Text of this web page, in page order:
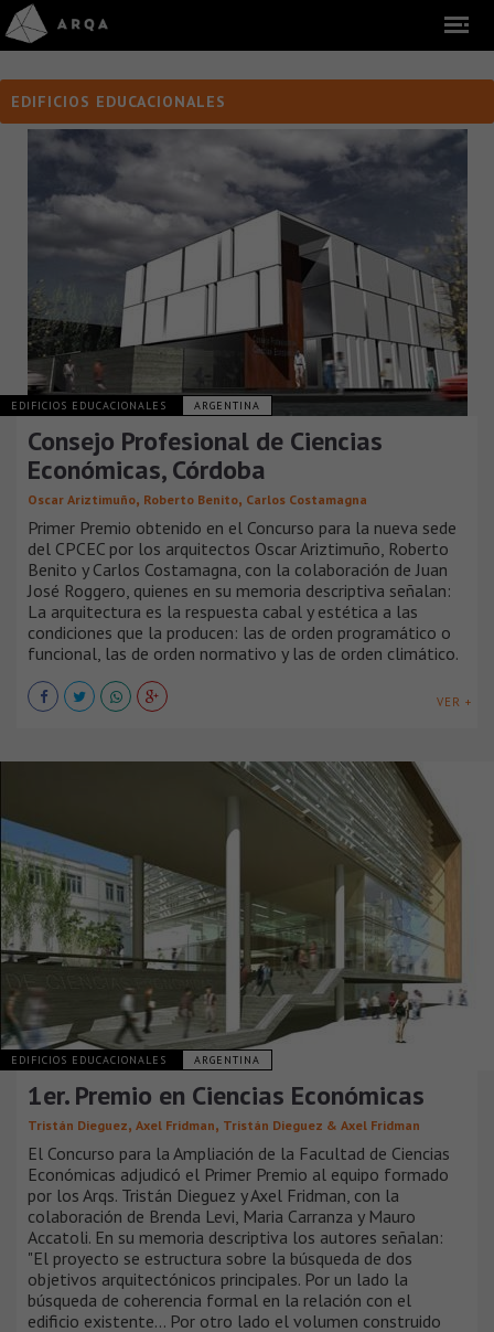
EDIFICIOS EDUCACIONALES
EDIFICIOS EDUCACIONALES ARGENTINA
Consejo Profesional de Ciencias
Económicas, Córdoba
Oscar Ariztimuño, Roberto Benito, Carlos Costamagna
Primer Premio obtenido en el Concurso para la nueva sede
del CPCEC por los arquitectos Oscar Ariztimuño, Roberto
Benito y Carlos Costamagna, con la colaboración de Juan
José Roggero, quienes en su memoria descriptiva señalan:
La arquitectura es la respuesta cabal y estética a las
condiciones que la producen: las de orden programático o
funcional, las de orden normativo y las de orden climático.
VER +
EDIFICIOS EDUCACIONALES ARGENTINA
1er. Premio en Ciencias Económicas
Tristán Dieguez, Axel Fridman, Tristán Dieguez & Axel Fridman
El Concurso para la Ampliación de la Facultad de Ciencias
Económicas adjudicó el Primer Premio al equipo formado
por los Arqs. Tristán Dieguez y Axel Fridman, con la
colaboración de Brenda Levi, Maria Carranza y Mauro
Accatoli. En su memoria descriptiva los autores señalan:
"El proyecto se estructura sobre la búsqueda de dos
objetivos arquitectónicos principales. Por un lado la
búsqueda de coherencia formal en la relación con el
edificio existente... Por otro lado el volumen construido